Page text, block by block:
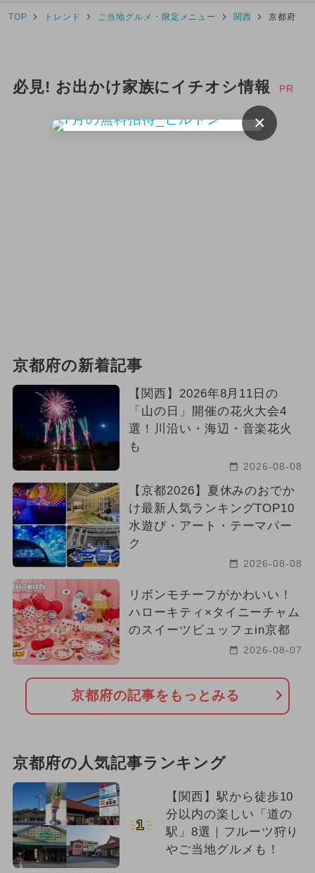
TOP トレンド ご当地グルメ・限定メニュー 関西 京都府
必見! お出かけ家族にイチオシ情報 PR
京都府の新着記事
【関西】2026年8月11日の
「山の日」開催の花火大会4
選！川沿い・海辺・音楽花火
も
2026-08-08
【京都2026】夏休みのおでか
け最新人気ランキングTOP10
水遊び・アート・テーマパー
ク
2026-08-08
リボンモチーフがかわいい！
ハローキティ×タイニーチャム
のスイーツビュッフェin京都
2026-08-07
京都府の記事をもっとみる
京都府の人気記事ランキング
1
【関西】駅から徒歩10
分以内の楽しい「道の
駅」8選｜フルーツ狩り
やご当地グルメも！
×